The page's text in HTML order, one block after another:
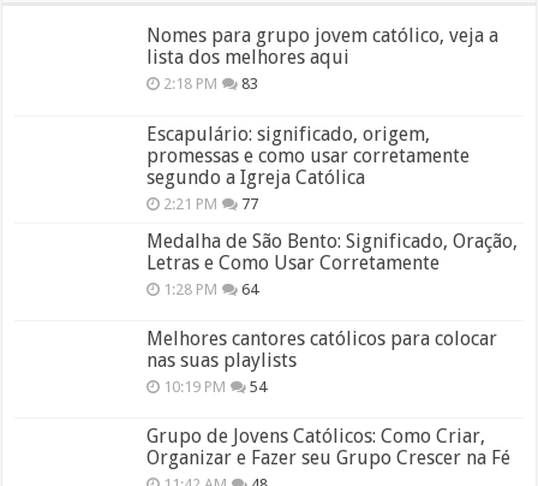
Nomes para grupo jovem católico, veja a
lista dos melhores aqui
2:18 PM 83
Escapulário: significado, origem,
promessas e como usar corretamente
segundo a Igreja Católica
2:21 PM 77
Medalha de São Bento: Significado, Oração,
Letras e Como Usar Corretamente
1:28 PM 64
Melhores cantores católicos para colocar
nas suas playlists
10:19 PM 54
Grupo de Jovens Católicos: Como Criar,
Organizar e Fazer seu Grupo Crescer na Fé